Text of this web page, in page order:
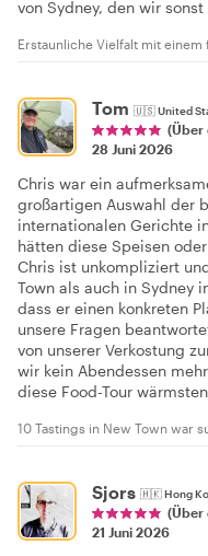
von Sydney, den wir
Erstaunliche Vielfalt mit einem
Tom 🇺🇸United
(Über
28 Juni 2026
Chris war ein
großartigen Auswahl der
internationalen Gerichte
hätten diese Speisen
Chris ist unkompliziert
Town als auch in Sydney
dass er einen konkreten
unsere Fragen
von unserer Verkostung
wir kein Abendessen
diese Food-Tour
10 Tastings in New Town war
Sjors 🇭🇰Hong
(Über
21 Juni 2026